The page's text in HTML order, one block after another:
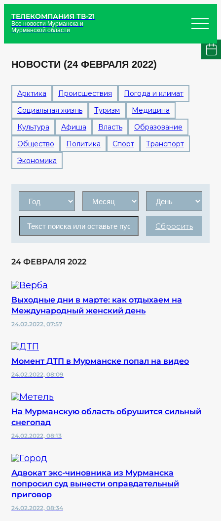
ТЕЛЕКОМПАНИЯ ТВ-21
Все новости Мурманска и
Мурманской области
НОВОСТИ (24 ФЕВРАЛЯ 2022)
Арктика Происшествия
Погода и климат
Социальная жизнь
Туризм
Медицина
Культура
Афиша Власть
Образование
Общество
Политика Спорт
Транспорт
Экономика
Сбросить
24 ФЕВРАЛЯ 2022
Выходные дни в марте: как отдыхаем на
Международный женский день
24.02.2022, 07:57
Момент ДТП в Мурманске попал на видео
24.02.2022, 08:09
На Мурманскую область обрушится сильный
снегопад
24.02.2022, 08:13
Адвокат экс-чиновника из Мурманска
попросил суд вынести оправдательный
приговор
24.02.2022, 08:34